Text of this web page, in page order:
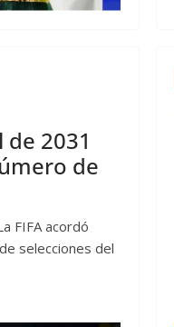
2031
de
FIFA acordó
selecciones del